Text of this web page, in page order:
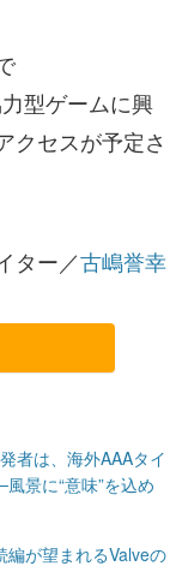
型ゲームに興
クセスが予定さ
ター／古嶋誉幸
者は、海外AAAタイ
景に“意味”を込め
編が望まれるValveの